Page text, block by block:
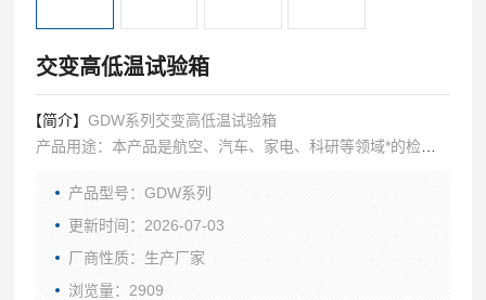
交变高低温试验箱
【简介】GDW系列交变高低温试验箱
产品用途：本产品是航空、汽车、家电、科研等领域*的检测
温、低温、或恒定试验的温度环境变化后的参数及性能。
产品型号：GDW系列
更新时间：2026-07-03
厂商性质：生产厂家
浏览量：2909